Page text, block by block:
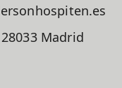
Madrid